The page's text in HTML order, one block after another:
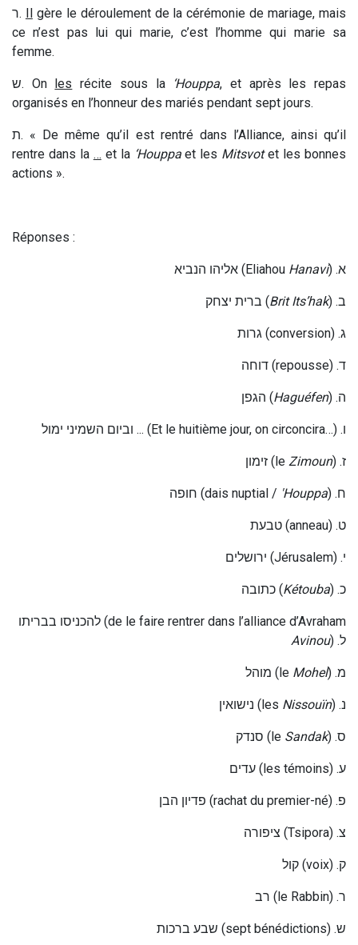
ר. Ilgère le déroulement de la cérémonie de mariage, mais
ce n’est pas lui qui marie, c’est l’homme qui marie sa
femme.
ש. On les récite sous la‘Houppa, et après les repas
organisés en l’honneur des mariés pendant sept jours.
ת. « De même qu’il est rentré dans l’Alliance, ainsi qu’il
rentre dans la … et la ‘Houppaet les Mitsvotet les bonnes
actions ».
Réponses :
אליהו הנביא (Eliahou Hanavi) .א
ברית יצחק (Brit Its’hak) .ב
גרות (conversion) .ג
דוחה (repousse) .ד
הגפן (Haguéfen) .ה
וביום השמיני ימול ... (Et le huitième jour, on circoncira…) .ו
זימון (le Zimoun) .ז
חופה (dais nuptial / 'Houppa) .ח
טבעת (anneau) .ט
ירושלים (Jérusalem) .י
כתובה (Kétouba) .כ
להכניסו בבריתו (de le faire rentrer dans l’alliance d’Avraham
Avinou) .ל
מוהל (le Mohel) .מ
נישואין (les Nissouïn) .נ
סנדק (le Sandak) .ס
עדים (les témoins) .ע
פדיון הבן (rachat du premier-né) .פ
ציפורה (Tsipora) .צ
(voix) .ק
רב (le Rabbin) .ר
שבע ברכות (sept bénédictions) .ש